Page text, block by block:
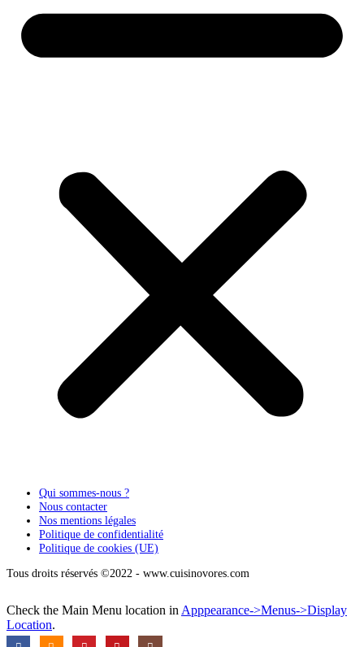
Qui sommes-nous ?
Nous contacter
Nos mentions légales
Politique de confidentialité
Politique de cookies (UE)
Tous droits réservés ©2022 - www.cuisinovores.com
Check the Main Menu location in Apppearance->Menus->Display
Location.